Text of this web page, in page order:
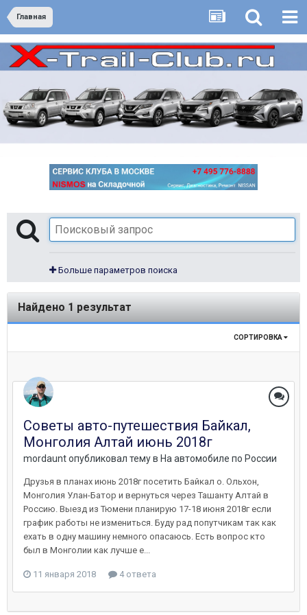
Главная
Больше параметров поиска
Найдено 1 результат
СОРТИРОВКА
Советы авто-путешествия Байкал,
Монголия Алтай июнь 2018г
mordauntопубликовал тему в На автомобиле по России
Друзья в планах июнь 2018г посетить Байкал о. Ольхон,
Монголия Улан-Батор и вернуться через Ташанту Алтай в
Россию. Выезд из Тюмени планирую 17-18 июня 2018г если
график работы не измениться. Буду рад попутчикам так как
ехать в одну машину немного опасаюсь. Есть вопрос кто
был в Монголии как лучше е...
11 января 2018 4 ответа